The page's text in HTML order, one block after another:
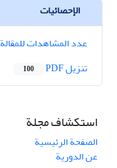
الإحصائيات
عدد المشاهدات للمقالة
تنزیل PDF 100
استكشاف مجلة
الصفحة الرئيسية
عن الدورية